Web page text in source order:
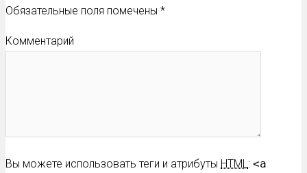
Обязательные поля помечены *
Комментарий
Вы можете использовать теги и атрибуты HTML: <a